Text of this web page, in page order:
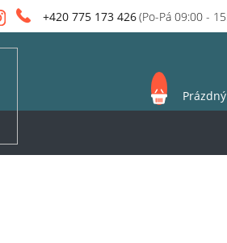
+420 775 173 426
KOŠÍK